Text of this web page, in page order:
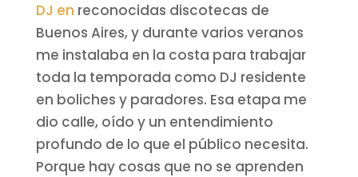
DJ en reconocidas discotecas de
Buenos Aires, y durante varios veranos
me instalaba en la costa para trabajar
toda la temporada como DJ residente
en boliches y paradores. Esa etapa me
dio calle, oído y un entendimiento
profundo de lo que el público necesita.
Porque hay cosas que no se aprenden